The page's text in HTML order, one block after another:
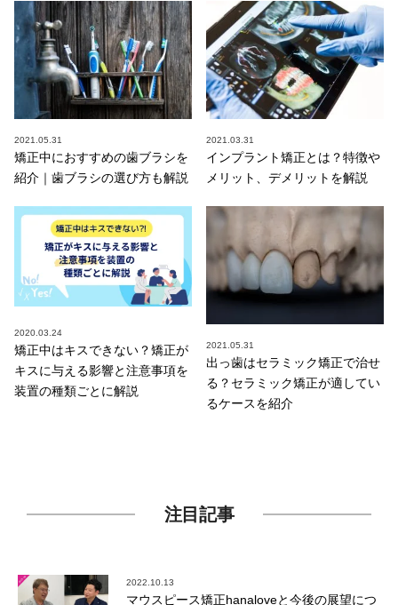
2021.05.31
矯正中におすすめの歯ブラシを
紹介｜歯ブラシの選び方も解説
2021.03.31
インプラント矯正とは？特徴や
メリット、デメリットを解説
2020.03.24
矯正中はキスできない？矯正が
キスに与える影響と注意事項を
装置の種類ごとに解説
2021.05.31
出っ歯はセラミック矯正で治せ
る？セラミック矯正が適してい
るケースを紹介
注目記事
2022.10.13
マウスピース矯正hanaloveと今後の展望につ